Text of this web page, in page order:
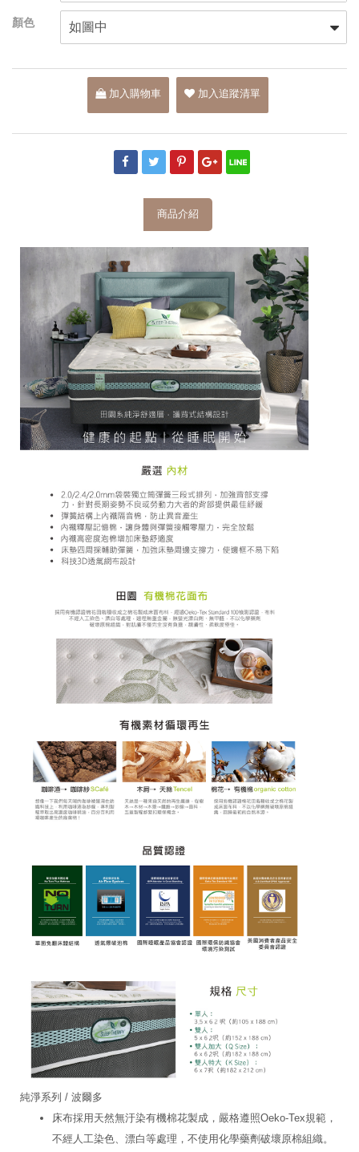
加入購物車 加入追蹤清單
商品介紹
純淨系列 / 波爾多
床布採用天然無汙染有機棉花製成，嚴格遵照Oeko-Tex規範，
不經人工染色、漂白等處理，不使用化學藥劑破壞原棉組織。